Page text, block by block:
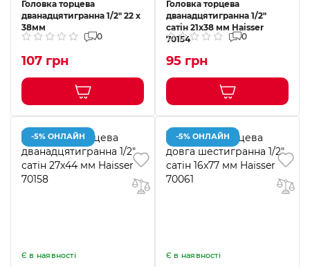
Головка торцева
дванадцятигранна 1/2" 22 х
38мм
0
107 грн
Головка торцева
дванадцятигранна 1/2"
сатін 21x38 мм Haisser
70154
0
95 грн
-5% ОНЛАЙН
Є в наявності
-5% ОНЛАЙН
Є в наявності